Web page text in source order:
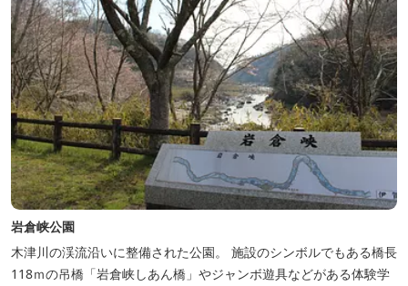
岩倉峡公園
木津川の渓流沿いに整備された公園。 施設のシンボルでもある橋長
118ｍの吊橋「岩倉峡しあん橋」やジャンボ遊具などがある体験学